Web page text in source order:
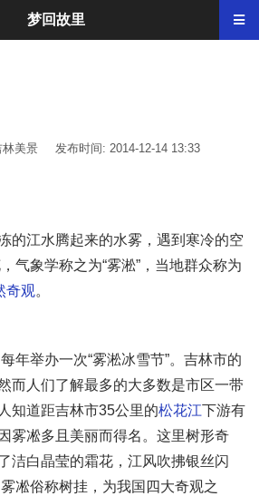
林美景 发布时间: 2014-12-14 13:33
的江水腾起来的水雾，遇到寒冷的空
气象学称之为“雾淞”，当地群众称为
奇观。
年举办一次“雾淞冰雪节”。吉林市的
而人们了解最多的大多数是市区一带
知道距吉林市35公里的松花江下游有
雾凇多且美丽而得名。这里树形奇
洁白晶莹的霜花，江风吹拂银丝闪
凇俗称树挂，为我国四大奇观之
梦回故里